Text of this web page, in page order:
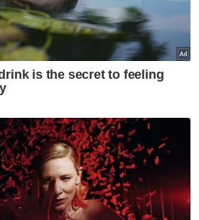
dalam keadaan ngeri
harimau
terapung
pasukan dron di Lahad Datu
bimbit milik mangsa juga
tiada wang tunai ditemui
katanya.
mayat mangsa dihantar
untuk dibedah siasat
Kanun Keseksaan yang